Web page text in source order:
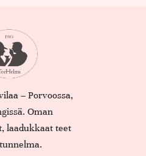
– Porvoossa,
Oman
laadukkaat teet